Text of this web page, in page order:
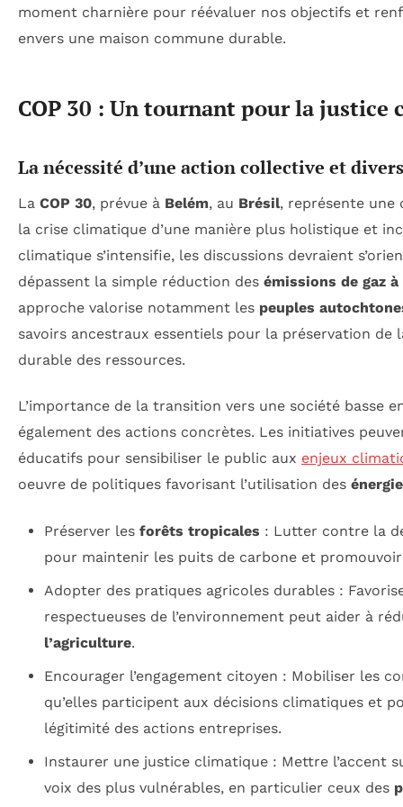
moment charnière pour réévaluer nos objectifs et
envers une maison commune durable.
COP 30 : Un tournant pour la justice
La nécessité d’une action collective et
La COP 30, prévue à Belém, au Brésil, représente une
la crise climatique d’une manière plus holistique et
climatique s’intensifie, les discussions devraient
dépassent la simple réduction des émissions de gaz
approche valorise notamment les peuples
savoirs ancestraux essentiels pour la préservation de
durable des ressources.
L’importance de la transition vers une société basse
également des actions concrètes. Les initiatives
éducatifs pour sensibiliser le public aux enjeux
oeuvre de politiques favorisant l’utilisation des
Préserver les forêts tropicales : Lutter contre la
pour maintenir les puits de carbone et
Adopter des pratiques agricoles durables :
respectueuses de l’environnement peut aider à
l’agriculture.
Encourager l’engagement citoyen : Mobiliser les
qu’elles participent aux décisions climatiques et
légitimité des actions entreprises.
Instaurer une justice climatique : Mettre l’accent
voix des plus vulnérables, en particulier ceux des